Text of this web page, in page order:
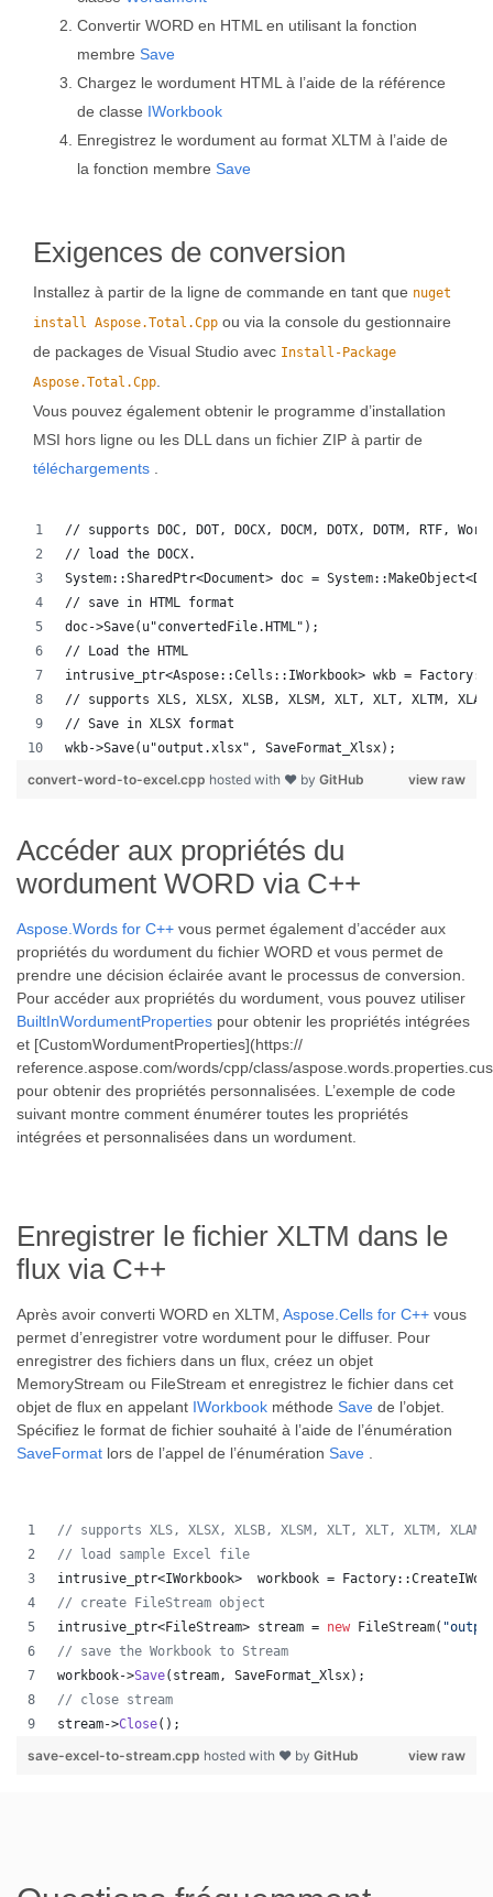
Convertir WORD en HTML en utilisant la fonction
membre Save
Chargez le wordument HTML à l’aide de la référence
de classe IWorkbook
Enregistrez le wordument au format XLTM à l’aide de
la fonction membre Save
Exigences de conversion
Installez à partir de la ligne de commande en tant que nuget
install Aspose.Total.Cpp ou via la console du gestionnaire
de packages de Visual Studio avec Install-Package
Aspose.Total.Cpp
Vous pouvez également obtenir le programme d’installation
MSI hors ligne ou les DLL dans un fichier ZIP à partir de
téléchargements
// supports DOC, DOT, DOCX, DOCM, DOTX, DOTM, RTF,
// load the DOCX.
System::SharedPtr<Document> doc =
// save in HTML format
doc->Save(u"convertedFile.HTML");
// Load the HTML
intrusive_ptr<Aspose::Cells::IWorkbook> wkb =
// supports XLS, XLSX, XLSB, XLSM, XLT, XLT, XLTM,
// Save in XLSX format
wkb->Save(u"output.xlsx", SaveFormat_Xlsx);
view raw
convert-word-to-excel.cpp hosted with ❤ by GitHub
Accéder aux propriétés du
wordument WORD via C++
Aspose.Words for C++ vous permet également d’accéder aux
propriétés du wordument du fichier WORD et vous permet de
prendre une décision éclairée avant le processus de conversion.
Pour accéder aux propriétés du wordument, vous pouvez utiliser
BuiltInWordumentProperties pour obtenir les propriétés intégrées
et [CustomWordumentProperties](https://
reference.aspose.com/words/cpp/class/
pour obtenir des propriétés personnalisées. L’exemple de code
suivant montre comment énumérer toutes les propriétés
intégrées et personnalisées dans un wordument.
Enregistrer le fichier XLTM dans le
flux via C++
Après avoir converti WORD en XLTM, Aspose.Cells for C++ vous
permet d’enregistrer votre wordument pour le diffuser. Pour
enregistrer des fichiers dans un flux, créez un objet
MemoryStream ou FileStream et enregistrez le fichier dans cet
objet de flux en appelant IWorkbook méthode Save de l’objet.
Spécifiez le format de fichier souhaité à l’aide de l’énumération
SaveFormat lors de l’appel de l’énumération Save
// supports XLS, XLSX, XLSB, XLSM, XLT, XLT, XLTM,
// load sample Excel file
intrusive_ptr<IWorkbook>  workbook =
// create FileStream object
intrusive_ptr<FileStream> stream = new FileStream( "
// save the Workbook to Stream
workbook->Save(stream, SaveFormat_Xlsx);
// close stream
stream->Close();
view raw
save-excel-to-stream.cpp hosted with ❤ by GitHub